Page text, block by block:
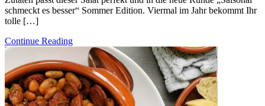
schmeckt es besser“ Sommer Edition. Viermal im Jahr bekommt Ihr
tolle […]
Continue Reading